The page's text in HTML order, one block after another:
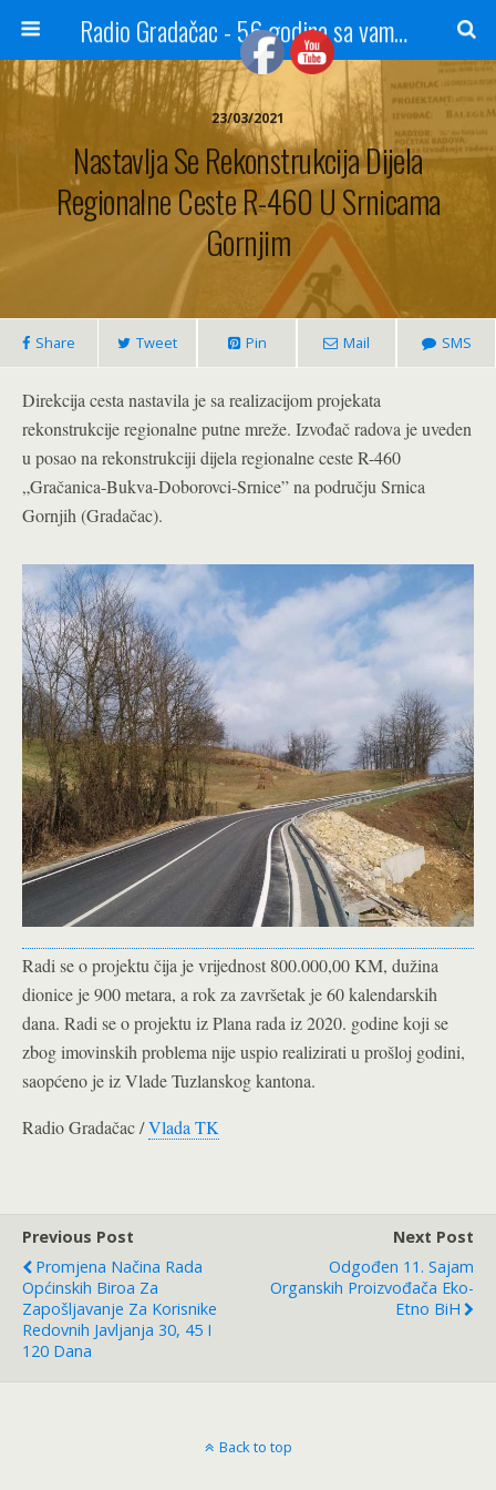
Radio Gradačac - 56 godina sa vama...
23/03/2021
Nastavlja Se Rekonstrukcija Dijela
Regionalne Ceste R-460 U Srnicama
Gornjim
Share Tweet Pin Mail SMS
Direkcija cesta nastavila je sa realizacijom projekata
rekonstrukcije regionalne putne mreže. Izvođač radova je uveden
u posao na rekonstrukciji dijela regionalne ceste R-460
„Gračanica-Bukva-Doborovci-Srnice” na području Srnica
Gornjih (Gradačac).
Radi se o projektu čija je vrijednost 800.000,00 KM, dužina
dionice je 900 metara, a rok za završetak je 60 kalendarskih
dana. Radi se o projektu iz Plana rada iz 2020. godine koji se
zbog imovinskih problema nije uspio realizirati u prošloj godini,
saopćeno je iz Vlade Tuzlanskog kantona.
Radio Gradačac /Vlada TK
Previous Post
Promjena Načina Rada
Općinskih Biroa Za
Zapošljavanje Za Korisnike
Redovnih Javljanja 30, 45 I
120 Dana
Next Post
Odgođen 11. Sajam
Organskih Proizvođača Eko-
Etno BiH
Back to top